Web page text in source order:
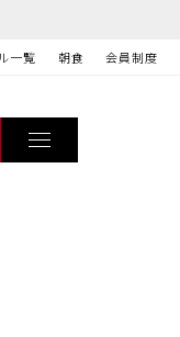
一覧 朝食 会員制度